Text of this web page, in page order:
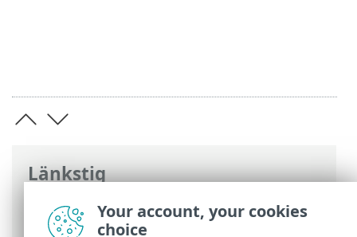
Länkstig
ESET onlinehjälp>ESET Full Disk
Encryption>Introduktion till ESET Full
Your account, your cookies
choice